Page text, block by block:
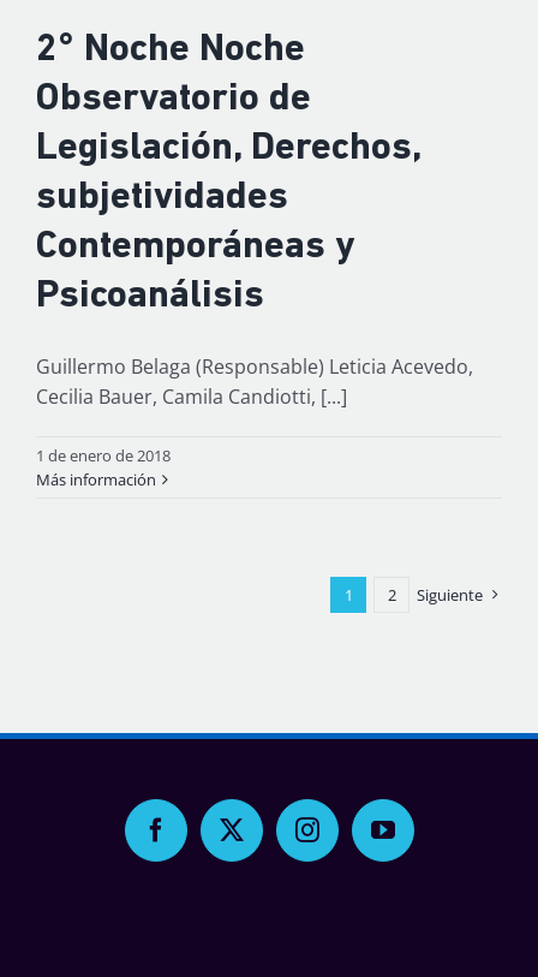
2° Noche Noche
Observatorio de
Legislación, Derechos,
subjetividades
Contemporáneas y
Psicoanálisis
Guillermo Belaga (Responsable) Leticia Acevedo,
Cecilia Bauer, Camila Candiotti, [...]
1 de enero de 2018
Más información
1 2 Siguiente